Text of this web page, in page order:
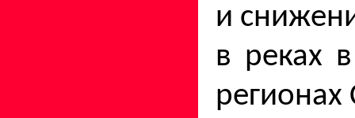
и
в реках